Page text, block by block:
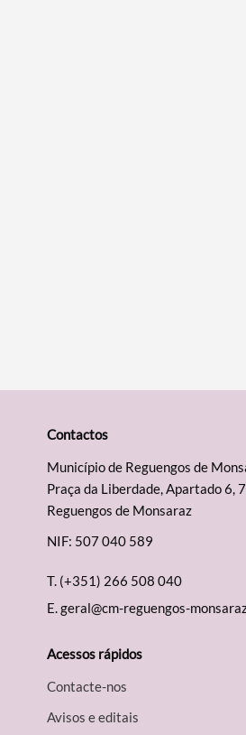
Contactos
Município de Reguengos de
Praça da Liberdade, Apartado 6,
Reguengos de Monsaraz
NIF: 507 040 589
T. (+351) 266 508 040
E.geral@cm-reguengos-
Acessos rápidos
Contacte-nos
Avisos e editais